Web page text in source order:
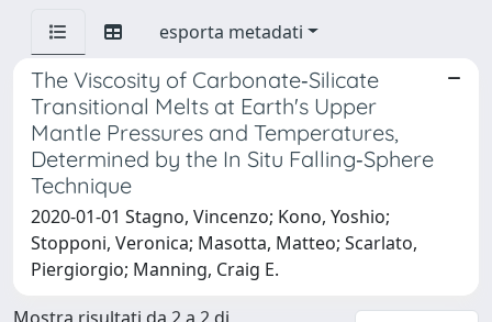
esporta metadati
The Viscosity of Carbonate‐Silicate
Transitional Melts at Earth's Upper
Mantle Pressures and Temperatures,
Determined by the In Situ Falling‐Sphere
Technique
2020-01-01 Stagno, Vincenzo; Kono, Yoshio;
Stopponi, Veronica; Masotta, Matteo; Scarlato,
Piergiorgio; Manning, Craig E.
Mostra risultati da 2 a 2 di